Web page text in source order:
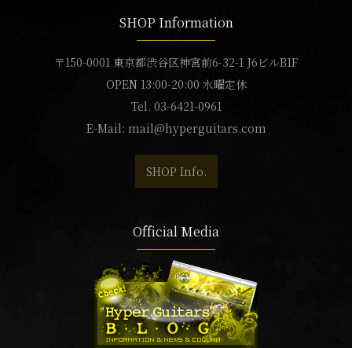
SHOP Information
〒150-0001 東京都渋谷区神宮前6-32-1 J6ビルB1F
OPEN 13:00-20:00 水曜定休
Tel. 03-6421-0961
E-Mail: mail@hyperguitars.com
SHOP Info.
Official Media